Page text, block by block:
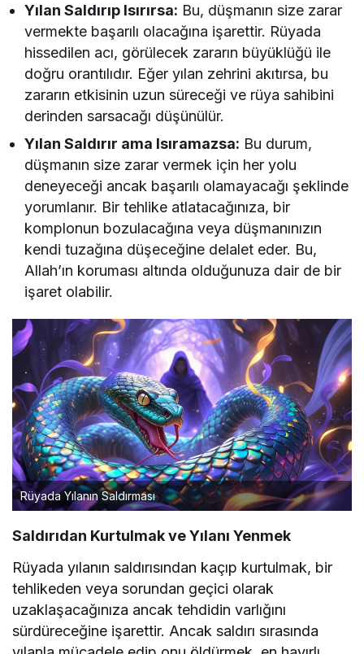
Yılan Saldırıp Isırırsa: Bu, düşmanın size zarar
vermekte başarılı olacağına işarettir. Rüyada
hissedilen acı, görülecek zararın büyüklüğü ile
doğru orantılıdır. Eğer yılan zehrini akıtırsa, bu
zararın etkisinin uzun süreceği ve rüya sahibini
derinden sarsacağı düşünülür.
Yılan Saldırır ama Isıramazsa: Bu durum,
düşmanın size zarar vermek için her yolu
deneyeceği ancak başarılı olamayacağı şeklinde
yorumlanır. Bir tehlike atlatacağınıza, bir
komplonun bozulacağına veya düşmanınızın
kendi tuzağına düşeceğine delalet eder. Bu,
Allah’ın koruması altında olduğunuza dair de bir
işaret olabilir.
Rüyada Yılanın Saldırması
Saldırıdan Kurtulmak ve Yılanı Yenmek
Rüyada yılanın saldırısından kaçıp kurtulmak, bir
tehlikeden veya sorundan geçici olarak
uzaklaşacağınıza ancak tehdidin varlığını
sürdüreceğine işarettir. Ancak saldırı sırasında